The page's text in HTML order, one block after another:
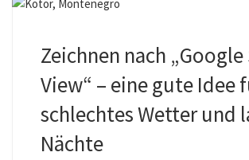
Zeichnen nach
View“ – eine gute Idee
schlechtes Wetter und
Nächte